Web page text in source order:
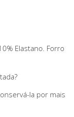
Elastano. Forro
la por mais